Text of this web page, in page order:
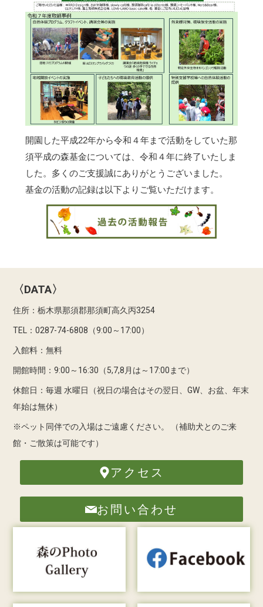
開園した平成22年から令和４年まで活動をしていた那
須平成の森基金については、令和４年に終了いたしま
した。多くのご支援誠にありがとうございました。
基金の活動の記録は以下よりご覧いただけます。
〈DATA〉
住所：栃木県那須郡那須町高久丙3254
TEL：0287-74-6808（9:00～17:00）
入館料：無料
開館時間：9:00～16:30（5,7,8月は～17:00まで）
休館日：毎週 水曜日（祝日の場合はその翌日、GW、お盆、年末
年始は無休）
※ペット同伴での入場はご遠慮ください。
（補助犬とのご来
館・ご散策は可能です）
アクセス
お問い合わせ